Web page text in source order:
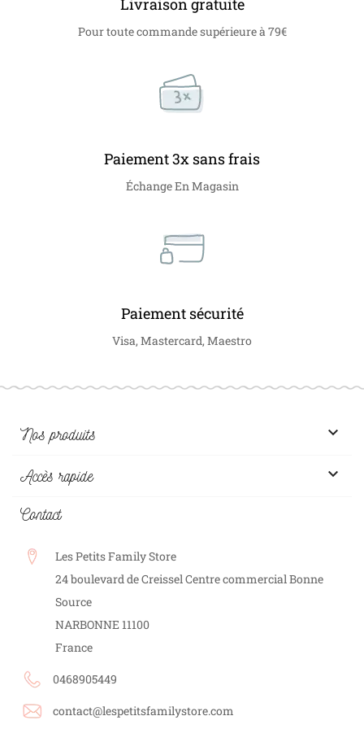
Pour toute commande supérieure à 79€
Paiement 3x sans frais
Échange En Magasin
Paiement sécurité
Visa, Mastercard, Maestro
Nos produits 
Accès rapide 
Contact
Les Petits Family Store
24 boulevard de Creissel Centre commercial Bonne
Source
NARBONNE 11100
France
0468905449
contact@lespetitsfamilystore.com